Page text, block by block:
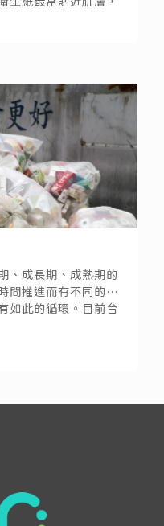
然也會抱持著較多的
白，觸感沒有像一般
也有些民眾會懷疑再
還要經過很多道程序
能、降低成本嗎？
、成長期、成熟期的
間推進而有不同的變
如此的循環。目前台
上游的製漿廠、中游
產業體系已實行數十